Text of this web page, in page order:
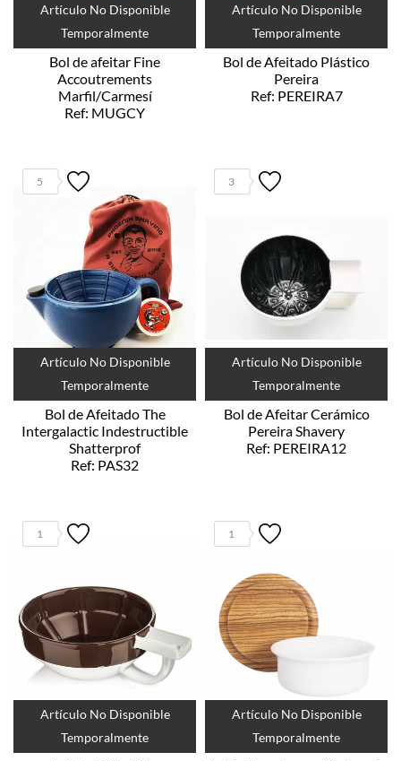
Artículo No Disponible
Temporalmente
Bol de afeitar Fine
Accoutrements
Marfil/Carmesí
Ref: MUGCY
Artículo No Disponible
Temporalmente
Bol de Afeitado Plástico
Pereira
Ref: PEREIRA7
Artículo No Disponible
Temporalmente
5
Bol de Afeitado The
Intergalactic Indestructible
Shatterprof
Ref: PAS32
Artículo No Disponible
Temporalmente
3
Bol de Afeitar Cerámico
Pereira Shavery
Ref: PEREIRA12
Artículo No Disponible
Temporalmente
1
Artículo No Disponible
Temporalmente
1